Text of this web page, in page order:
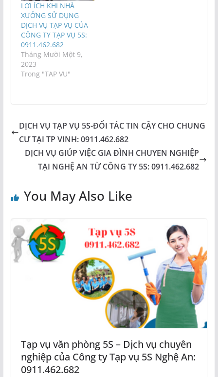
LỢI ÍCH KHI NHÀ
XƯỞNG SỬ DỤNG
DỊCH VỤ TẠP VỤ CỦA
CÔNG TY TẠP VỤ 5S:
0911.462.682
Tháng Mười Một 9,
2023
Trong "TAP VU"
DỊCH VỤ TẠP VỤ 5S-ĐỐI TÁC TIN CẬY CHO CHUNG
CƯ TẠI TP VINH: 0911.462.682
DỊCH VỤ GIÚP VIỆC GIA ĐÌNH CHUYEN NGHIỆP
TẠI NGHỆ AN TỪ CÔNG TY 5S: 0911.462.682
You May Also Like
Tạp vụ văn phòng 5S – Dịch vụ chuyên
nghiệp của Công ty Tạp vụ 5S Nghệ An:
0911.462.682